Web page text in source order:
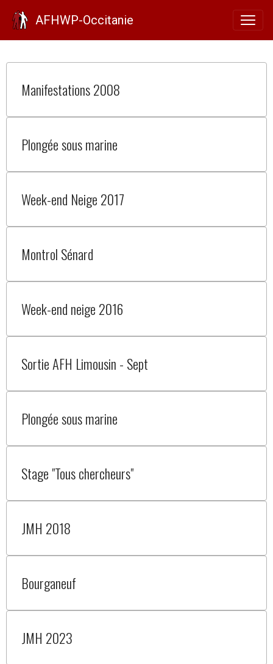
AFHWP-Occitanie
Historique
Manifestations 2008
Plongée sous marine
Week-end Neige 2017
Montrol Sénard
Week-end neige 2016
Sortie AFH Limousin - Sept
Plongée sous marine
Stage "Tous chercheurs"
JMH 2018
Bourganeuf
JMH 2023